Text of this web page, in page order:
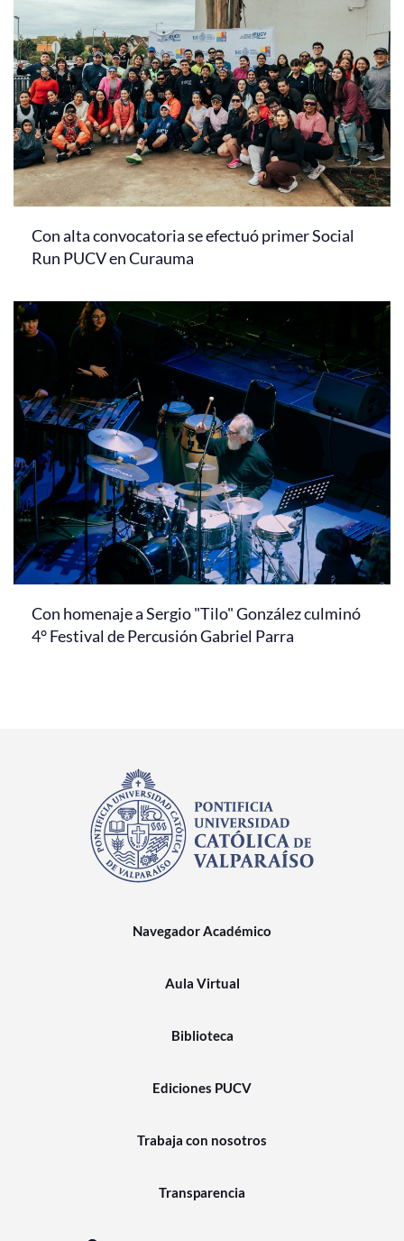
Con alta convocatoria se efectuó primer Social
Run PUCV en Curauma
Con homenaje a Sergio "Tilo" González culminó
4° Festival de Percusión Gabriel Parra
Navegador Académico
Aula Virtual
Biblioteca
Ediciones PUCV
Trabaja con nosotros
Transparencia